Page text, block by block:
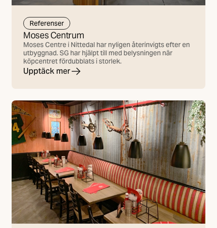
Referenser
Moses Centrum
Moses Centre i Nittedal har nyligen återinvigts efter en
utbyggnad. SG har hjälpt till med belysningen när
köpcentret fördubblats i storlek.
Upptäck mer